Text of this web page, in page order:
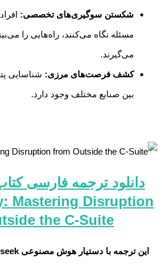
شکستن سوگیری‌های تخصصی:
مسئله نگاه می‌کنند، راه‌هایی را
می‌گیرند.
کشف فرصت‌های مرزی: شناسایی
بین صنایع مختلف وجود دارد.
دانلود ترجمه فارسی
Mastering Disruption
the C-Suite
این ترجمه با دستیار هوش مصنوعی Deepseek انجام شده است.